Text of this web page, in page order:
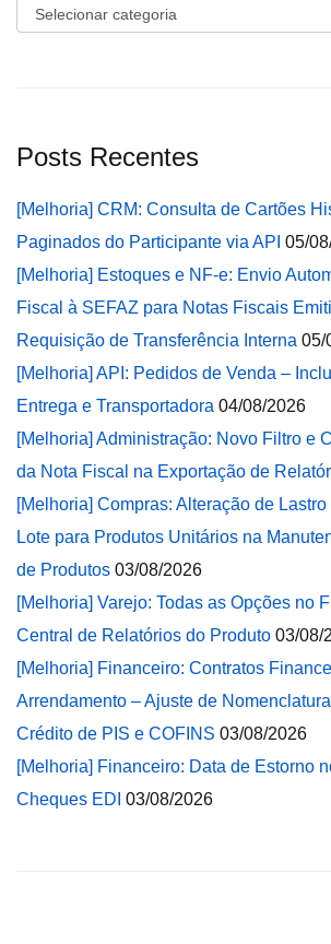
Categorias
Posts Recentes
[Melhoria] CRM: Consulta de Cartões
Paginados do Participante via API 05/
[Melhoria] Estoques e NF-e: Envio
Fiscal à SEFAZ para Notas Fiscais
Requisição de Transferência Interna 05/
[Melhoria] API: Pedidos de Venda –
Entrega e Transportadora 04/08/2026
[Melhoria] Administração: Novo Filtro e
da Nota Fiscal na Exportação de
[Melhoria] Compras: Alteração de
Lote para Produtos Unitários na
de Produtos 03/08/2026
[Melhoria] Varejo: Todas as Opções no
Central de Relatórios do Produto 03/08/
[Melhoria] Financeiro: Contratos
Arrendamento – Ajuste de
Crédito de PIS e COFINS 03/08/2026
[Melhoria] Financeiro: Data de Estorno
Cheques EDI 03/08/2026